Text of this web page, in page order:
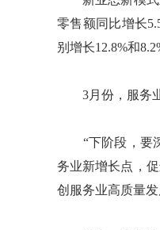
零售额同比增长
别增长12.8%和
3月份，服务业
“下阶段，要深
务业新增长点，
创服务业高质量